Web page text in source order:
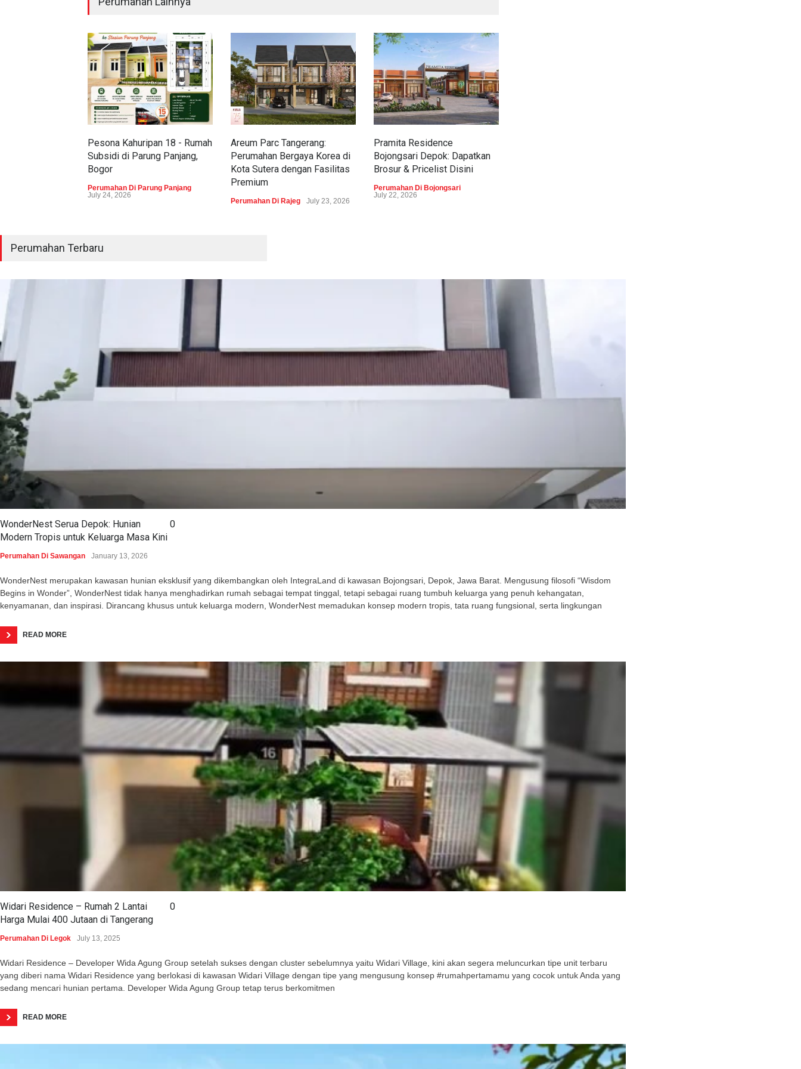
Pesona Kahuripan 18 - Rumah
Subsidi di Parung Panjang,
Bogor
Perumahan Di Parung Panjang
July 24, 2026
Areum Parc Tangerang:
Perumahan Bergaya Korea di
Kota Sutera dengan Fasilitas
Premium
Perumahan Di Rajeg July 23, 2026
Pramita Residence
Bojongsari Depok: Dapatkan
Brosur & Pricelist Disini
Perumahan Di Bojongsari
July 22, 2026
Perumahan Terbaru
WonderNest Serua Depok: Hunian
Modern Tropis untuk Keluarga Masa Kini
0
Perumahan Di Sawangan January 13, 2026
WonderNest merupakan kawasan hunian eksklusif yang dikembangkan oleh IntegraLand di kawasan Bojongsari, Depok, Jawa Barat. Mengusung filosofi “Wisdom
Begins in Wonder”, WonderNest tidak hanya menghadirkan rumah sebagai tempat tinggal, tetapi sebagai ruang tumbuh keluarga yang penuh kehangatan,
kenyamanan, dan inspirasi. Dirancang khusus untuk keluarga modern, WonderNest memadukan konsep modern tropis, tata ruang fungsional, serta lingkungan
READ MORE
Widari Residence – Rumah 2 Lantai
Harga Mulai 400 Jutaan di Tangerang
0
Perumahan Di Legok July 13, 2025
Widari Residence – Developer Wida Agung Group setelah sukses dengan cluster sebelumnya yaitu Widari Village, kini akan segera meluncurkan tipe unit terbaru
yang diberi nama Widari Residence yang berlokasi di kawasan Widari Village dengan tipe yang mengusung konsep #rumahpertamamu yang cocok untuk Anda yang
sedang mencari hunian pertama. Developer Wida Agung Group tetap terus berkomitmen
READ MORE